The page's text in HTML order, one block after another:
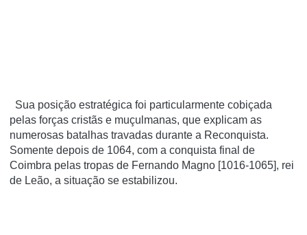
Sua posição estratégica foi particularmente cobiçada
pelas forças cristãs e muçulmanas, que explicam as
numerosas batalhas travadas durante a Reconquista.
Somente depois de 1064, com a conquista final de
Coimbra pelas tropas de Fernando Magno [1016-1065], rei
de Leão, a situação se estabilizou.